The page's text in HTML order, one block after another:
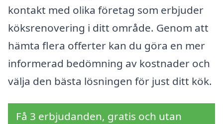
kontakt med olika företag som erbjuder
köksrenovering i ditt område. Genom att
hämta flera offerter kan du göra en mer
informerad bedömning av kostnader och
välja den bästa lösningen för just ditt kök.
Få 3 erbjudanden, gratis och utan